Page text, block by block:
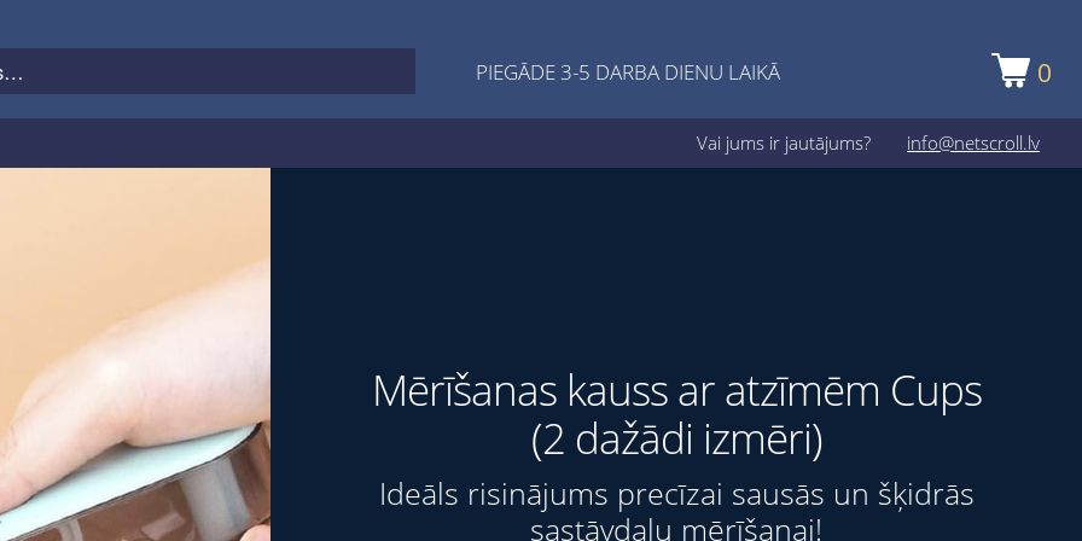
PIEGĀDE 3-5 DARBA DIENU LAIKĀ 0
Vai jums ir jautājums? info@netscroll.lv
Mērīšanas kauss ar atzīmēm Cups
(2 dažādi izmēri)
Ideāls risinājums precīzai sausās un šķidrās
sastāvdaļu mērīšanai!